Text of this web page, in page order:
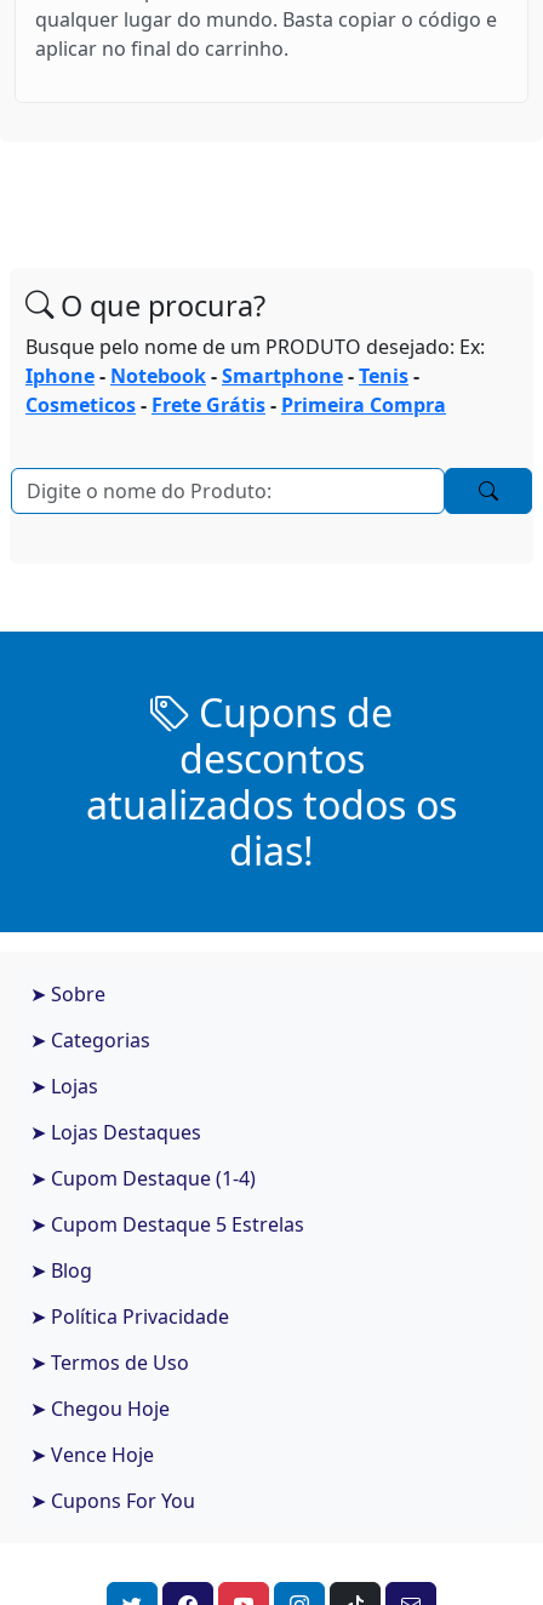
qualquer lugar do mundo. Basta copiar o código e
aplicar no final do carrinho.
O que procura?
Busque pelo nome de um PRODUTO desejado: Ex:
Iphone- Notebook-Smartphone-Tenis-
Cosmeticos- Frete Grátis- Primeira Compra
Cupons de
descontos
atualizados todos os
dias!
➤ Sobre
➤ Categorias
➤ Lojas
➤ Lojas Destaques
➤ Cupom Destaque (1-4)
➤ Cupom Destaque 5 Estrelas
➤ Blog
➤ Política Privacidade
➤ Termos de Uso
➤ Chegou Hoje
➤ Vence Hoje
➤ Cupons For You